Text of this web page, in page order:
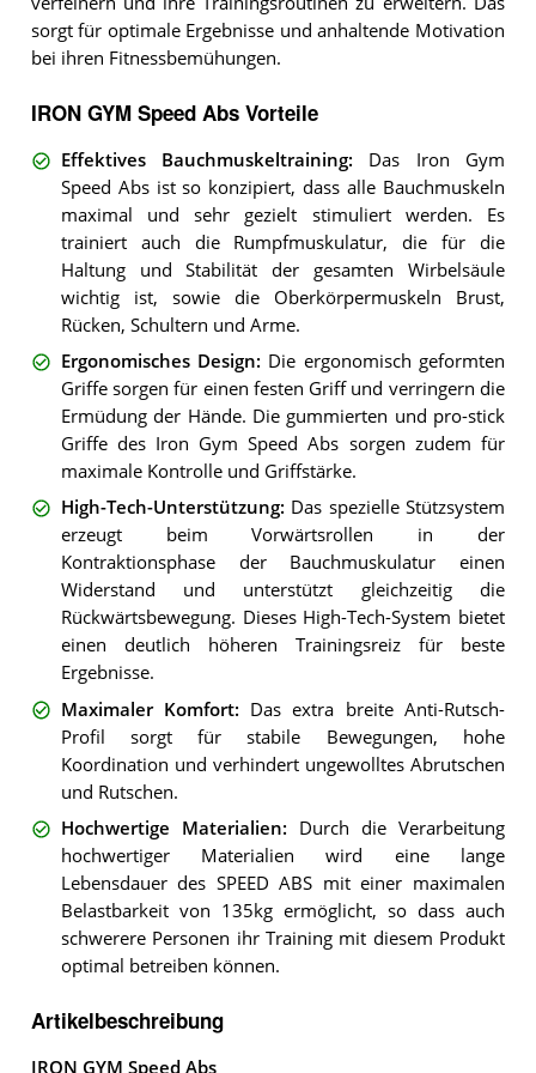
sorgt für optimale Ergebnisse und anhaltende Motivation
bei ihren Fitnessbemühungen.
IRON GYM Speed Abs Vorteile
Effektives Bauchmuskeltraining: Das Iron Gym
Speed Abs ist so konzipiert, dass alle Bauchmuskeln
maximal und sehr gezielt stimuliert werden. Es
trainiert auch die Rumpfmuskulatur, die für die
Haltung und Stabilität der gesamten Wirbelsäule
wichtig ist, sowie die Oberkörpermuskeln Brust,
Rücken, Schultern und Arme.
Ergonomisches Design: Die ergonomisch geformten
Griffe sorgen für einen festen Griff und verringern die
Ermüdung der Hände. Die gummierten und pro-stick
Griffe des Iron Gym Speed Abs sorgen zudem für
maximale Kontrolle und Griffstärke.
High-Tech-Unterstützung: Das spezielle Stützsystem
erzeugt beim Vorwärtsrollen in der
Kontraktionsphase der Bauchmuskulatur einen
Widerstand und unterstützt gleichzeitig die
Rückwärtsbewegung. Dieses High-Tech-System bietet
einen deutlich höheren Trainingsreiz für beste
Ergebnisse.
Maximaler Komfort: Das extra breite Anti-Rutsch-
Profil sorgt für stabile Bewegungen, hohe
Koordination und verhindert ungewolltes Abrutschen
und Rutschen.
Hochwertige Materialien: Durch die Verarbeitung
hochwertiger Materialien wird eine lange
Lebensdauer des SPEED ABS mit einer maximalen
Belastbarkeit von 135kg ermöglicht, so dass auch
schwerere Personen ihr Training mit diesem Produkt
optimal betreiben können.
Artikelbeschreibung
IRON GYM Speed Abs